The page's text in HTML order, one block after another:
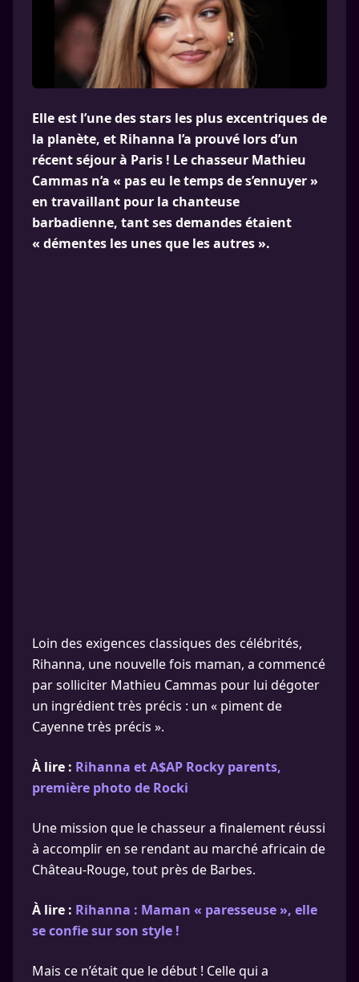
Elle est l’une des stars les plus excentriques de
la planète, et Rihanna l’a prouvé lors d’un
récent séjour à Paris ! Le chasseur Mathieu
Cammas n’a « pas eu le temps de s’ennuyer »
en travaillant pour la chanteuse
barbadienne, tant ses demandes étaient
« démentes les unes que les autres ».
Loin des exigences classiques des célébrités,
Rihanna, une nouvelle fois maman, a commencé
par solliciter Mathieu Cammas pour lui dégoter
un ingrédient très précis : un « piment de
Cayenne très précis ».
À lire : Rihanna et A$AP Rocky parents,
première photo de Rocki
Une mission que le chasseur a finalement réussi
à accomplir en se rendant au marché africain de
Château-Rouge, tout près de Barbes.
À lire : Rihanna : Maman « paresseuse », elle
se confie sur son style !
Mais ce n’était que le début ! Celle qui a